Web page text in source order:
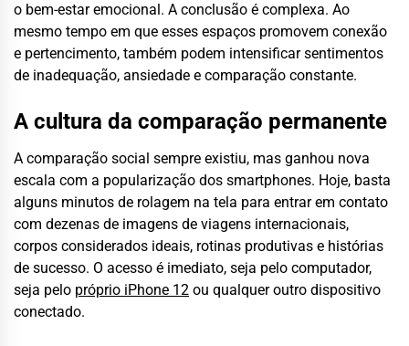
o bem-estar emocional. A conclusão é complexa. Ao
mesmo tempo em que esses espaços promovem conexão
e pertencimento, também podem intensificar sentimentos
de inadequação, ansiedade e comparação constante.
A cultura da comparação permanente
A comparação social sempre existiu, mas ganhou nova
escala com a popularização dos smartphones. Hoje, basta
alguns minutos de rolagem na tela para entrar em contato
com dezenas de imagens de viagens internacionais,
corpos considerados ideais, rotinas produtivas e histórias
de sucesso. O acesso é imediato, seja pelo computador,
seja pelo próprio iPhone 12 ou qualquer outro dispositivo
conectado.